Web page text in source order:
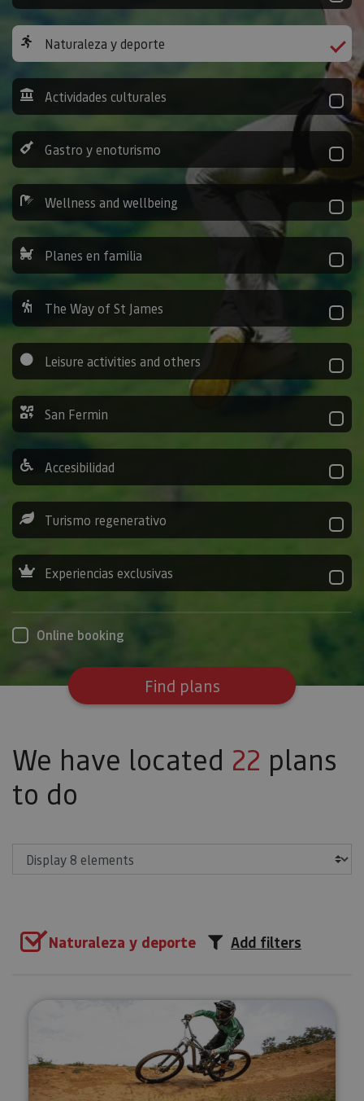
Naturaleza y deporte
Actividades culturales
Gastro y enoturismo
Wellness and wellbeing
Planes en familia
The Way of St James
Leisure activities and others
San Fermin
Accesibilidad
Turismo regenerativo
Experiencias exclusivas
Online booking
Find plans
We have located 22 plans
to do
Naturaleza y deporte Add filters
IrriSarri Bike